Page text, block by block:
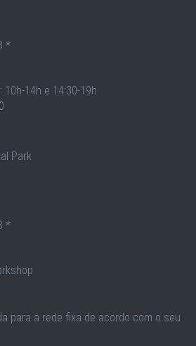
*
: 10h-14h e 14:30-19h
Park
*
para a rede fixa de acordo com o seu